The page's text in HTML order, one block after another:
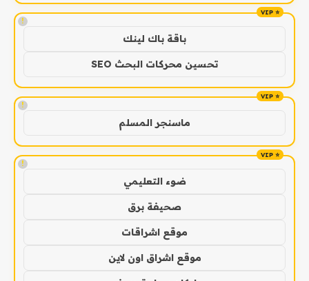
!
باقة باك لينك
تحسين محركات البحث SEO
!
ماسنجر المسلم
!
ضوء التعليمي
صحيفة برق
موقع اشراقات
موقع اشراق اون لاين